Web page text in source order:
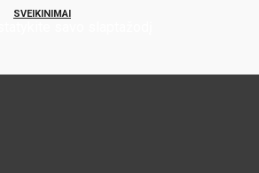
SVEIKINIMAI